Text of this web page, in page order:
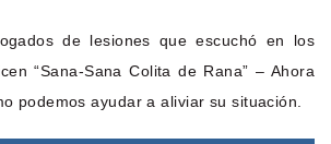
de lesiones que escuchó en los
“Sana-Sana Colita de Rana” – Ahora
podemos ayudar a aliviar su situación.